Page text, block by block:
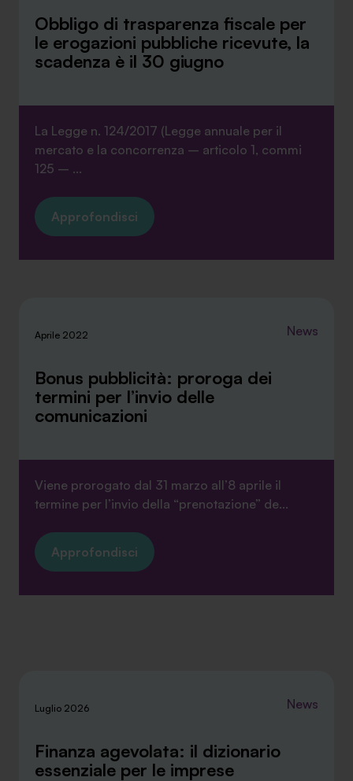
Obbligo di trasparenza fiscale per
le erogazioni pubbliche ricevute, la
scadenza è il 30 giugno
La Legge n. 124/2017 (Legge annuale per il
mercato e la concorrenza – articolo 1, commi
125 – ...
Approfondisci
Aprile 2022 News
Bonus pubblicità: proroga dei
termini per l’invio delle
comunicazioni
Viene prorogato dal 31 marzo all’8 aprile il
termine per l’invio della “prenotazione” de...
Approfondisci
Luglio 2026 News
Finanza agevolata: il dizionario
essenziale per le imprese